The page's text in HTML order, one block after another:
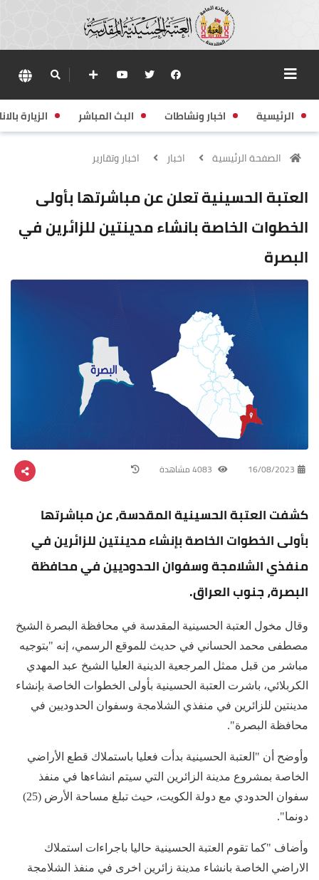
الرئيسية اخبار ونشاطات البث المباشر الزيارة
الصفحة الرئيسية اخبار اخبار وتقارير
العتبة الحسينية تعلن عن مباشرتها بأولى
الخطوات الخاصة بانشاء مدينتين للزائرين في
البصرة
16/08/2023
كشفت العتبة الحسينية المقدسة، عن مباشرتها
بأولى الخطوات الخاصة بإنشاء مدينتين للزائرين في
منفذي الشلامجة وسفوان الحدوديين في محافظة
البصرة، جنوب العراق.
وقال مخول العتبة الحسينية المقدسة في محافظة البصرة الشيخ
مصطفى محمد الحساني في حديث للموقع الرسمي، إنه "بتوجيه
مباشر من قبل ممثل المرجعية الدينية العليا الشيخ عبد المهدي
الكربلائي، باشرت العتبة الحسينية بأولى الخطوات الخاصة بإنشاء
مدينتين للزائرين في منفذي الشلامجة وسفوان الحدوديين في
محافظة البصرة".
وأوضح أن "العتبة الحسينية بدأت فعليا باستملاك قطع الأراضي
الخاصة بمشروع مدينة الزائرين التي سيتم انشاءها في منفذ
سفوان الحدودي مع دولة الكويت، حيث تبلغ مساحة الأرض (25)
دونما".
وأضاف "كما تقوم العتبة الحسينية حاليا باجراءات استملاك
الاراضي الخاصة بانشاء مدينة زائرين اخرى في منفذ الشلامجة